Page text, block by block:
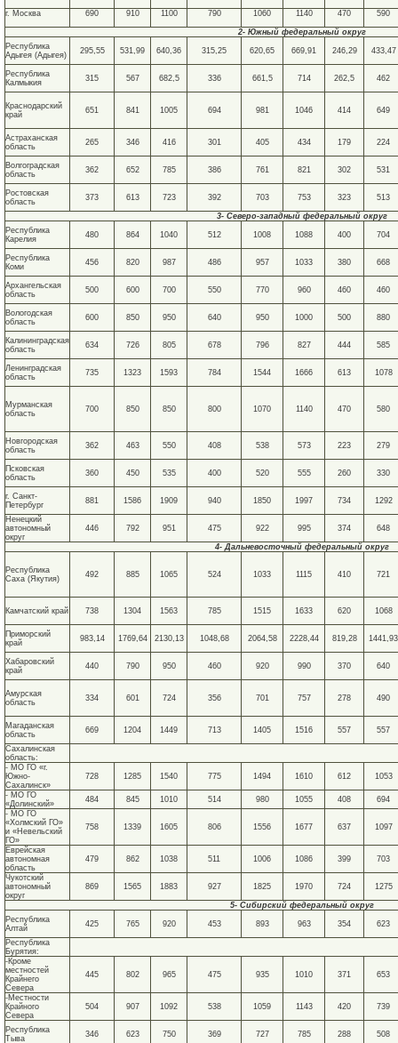
г. Москва 690 910 1100 790 1060 1140 470 590
2- Южный федеральный округ
Республика
Адыгея (Адыгея)
295,55 531,99 640,36 315,25 620,65 669,91 246,29 433,47
Республика
Калмыкия
315 567 682,5 336 661,5 714 262,5 462
Краснодарский
край
651 841 1005 694 981 1046 414 649
Астраханская
область
265 346 416 301 405 434 179 224
Волгоградская
область
362 652 785 386 761 821 302 531
Ростовская
область
373 613 723 392 703 753 323 513
3- Северо-западный федеральный округ
Республика
Карелия
480 864 1040 512 1008 1088 400 704
Республика
Коми
456 820 987 486 957 1033 380 668
Архангельская
область
500 600 700 550 770 960 460 460
Вологодская
область
600 850 950 640 950 1000 500 880
Калининградская
область
634 726 805 678 796 827 444 585
Ленинградская
область
735 1323 1593 784 1544 1666 613 1078
Мурманская
область
700 850 850 800 1070 1140 470 580
Новгородская
область
362 463 550 408 538 573 223 279
Псковская
область
360 450 535 400 520 555 260 330
г. Санкт-
Петербург
881 1586 1909 940 1850 1997 734 1292
Ненецкий
автономный
округ
446 792 951 475 922 995 374 648
4- Дальневосточный федеральный округ
Республика
Саха (Якутия)
492 885 1065 524 1033 1115 410 721
Камчатский край 738 1304 1563 785 1515 1633 620 1068
Приморский
край
983,14 1769,64 2130,13 1048,68 2064,58 2228,44 819,28 1441,93
Хабаровский
край
440 790 950 460 920 990 370 640
Амурская
область
334 601 724 356 701 757 278 490
Магаданская
область
669 1204 1449 713 1405 1516 557 557
Сахалинская
область:
- МО ГО «г.
Южно-
Сахалинск»
728 1285 1540 775 1494 1610 612 1053
- МО ГО
«Долинский»
484 845 1010 514 980 1055 408
694
- МО ГО
«Холмский ГО»
и «Невельский
ГО»
758 1339 1605 806 1556 1677 637 1097
Еврейская
автономная
область
479 862 1038 511 1006 1086 399 703
Чукотский
автономный
округ
869 1565 1883 927 1825 1970 724 1275
5- Сибирский федеральный округ
Республика
Алтай
425 765 920 453 893 963 354 623
Республика
Бурятия:
-Кроме
местностей
Крайнего
Севера
445 802 965 475 935 1010 371 653
-Местности
Крайного
Севера
504 907 1092 538 1059 1143 420 739
Республика
Тыва
346 623 750 369 727 785 288 508